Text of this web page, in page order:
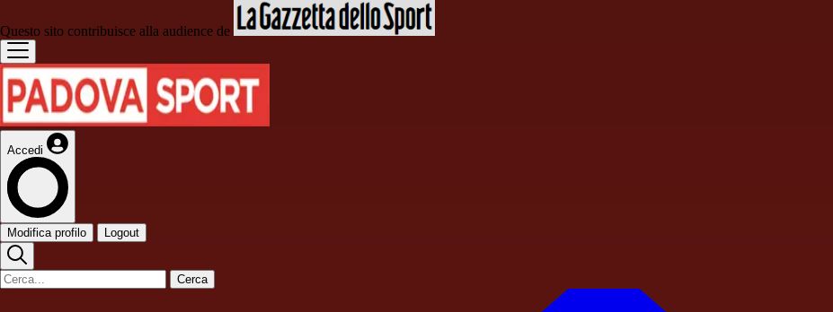
Questo sito contribuisce alla audience de
Accedi
Modifica profilo Logout
Cerca